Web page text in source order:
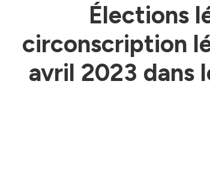
Élections
circonscription
avril 2023 dans